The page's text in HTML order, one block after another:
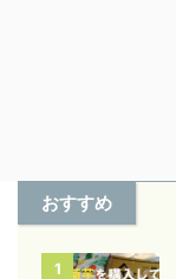
おすすめ
1